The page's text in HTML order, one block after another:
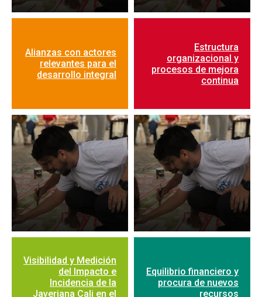
Alianzas con actores
relevantes para el
desarrollo integral
Estructura
organizacional y
procesos de mejora
continua
Visibilidad y Medición
del Impacto e
Incidencia de la
Javeriana Cali en el
Equilibrio financiero y
procura de nuevos
recursos